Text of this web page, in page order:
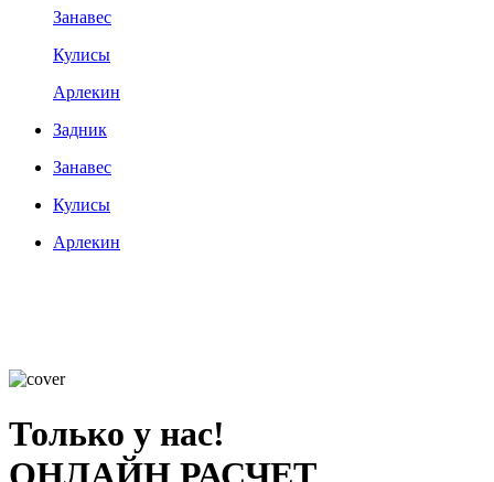
Занавес
Кулисы
Арлекин
Задник
Занавес
Кулисы
Арлекин
Только у нас!
ОНЛАЙН РАСЧЕТ